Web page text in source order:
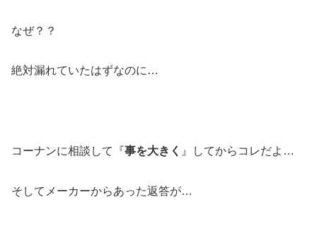
なぜ？？
絶対漏れていたはずなのに…
コーナンに相談して『事を大きく 』してからコレだよ…
そしてメーカーからあった返答が…